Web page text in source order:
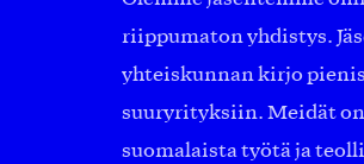
riippumaton yhdistys.
yhteiskunnan kirjo
suuryrityksiin. Meidät
suomalaista työtä ja